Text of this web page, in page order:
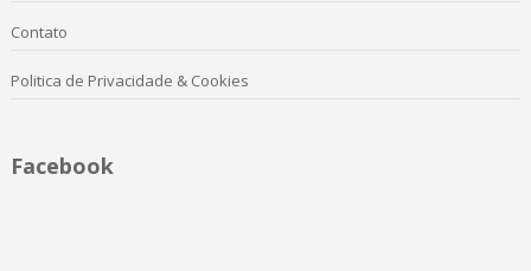
Contato
Politica de Privacidade & Cookies
Facebook